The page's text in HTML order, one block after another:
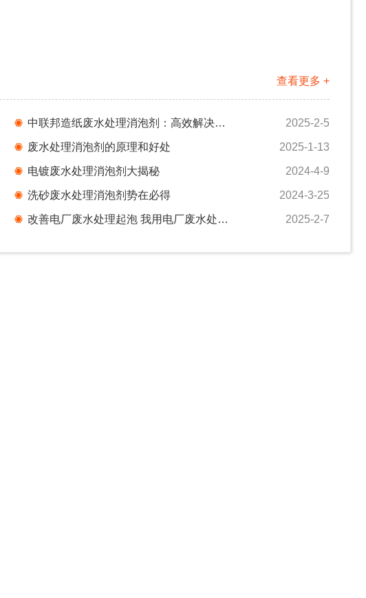
查看更多 +
中联邦造纸废水处理消泡剂：高效解决造纸废水泡沫难题 2025-2-5
废水处理消泡剂的原理和好处 2025-1-13
电镀废水处理消泡剂大揭秘 2024-4-9
洗砂废水处理消泡剂势在必得 2024-3-25
改善电厂废水处理起泡 我用电厂废水处理消泡剂 2025-2-7